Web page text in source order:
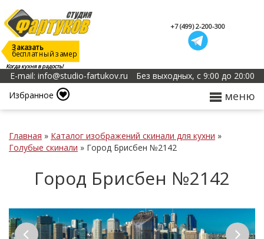
Когда кухня в радость!
Заказать
бесплатный замер
+7 (499) 2-200-300
E-mail: info@studio-fartukov.ru
Без выходных, с 9:00 до 20:00
Избранное
меню
Главная » Каталог изображений скинали для кухни »
Голубые скинали » Город Брисбен №2142
Город Брисбен №2142